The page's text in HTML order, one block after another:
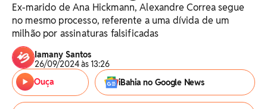
Ex-marido de Ana Hickmann, Alexandre Correa segue
no mesmo processo, referente a uma dívida de um
milhão por assinaturas falsificadas
Iamany Santos
26/09/2024 às 13:26
Ouça
iBahia no Google News